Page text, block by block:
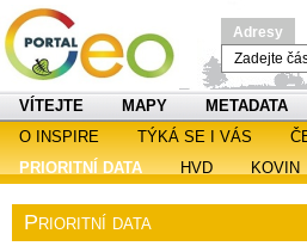
Adresy
VÍTEJTE MAPY METADATA
O INSPIRE
TÝKÁ SE I VÁS
PRIORITNÍ DATA
HVD KOVIN
Prioritní data